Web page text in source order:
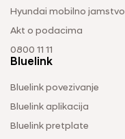
Hyundai mobilno jamstvo
Akt o podacima
0800 11 11
Bluelink
Bluelink povezivanje
Bluelink aplikacija
Bluelink pretplate